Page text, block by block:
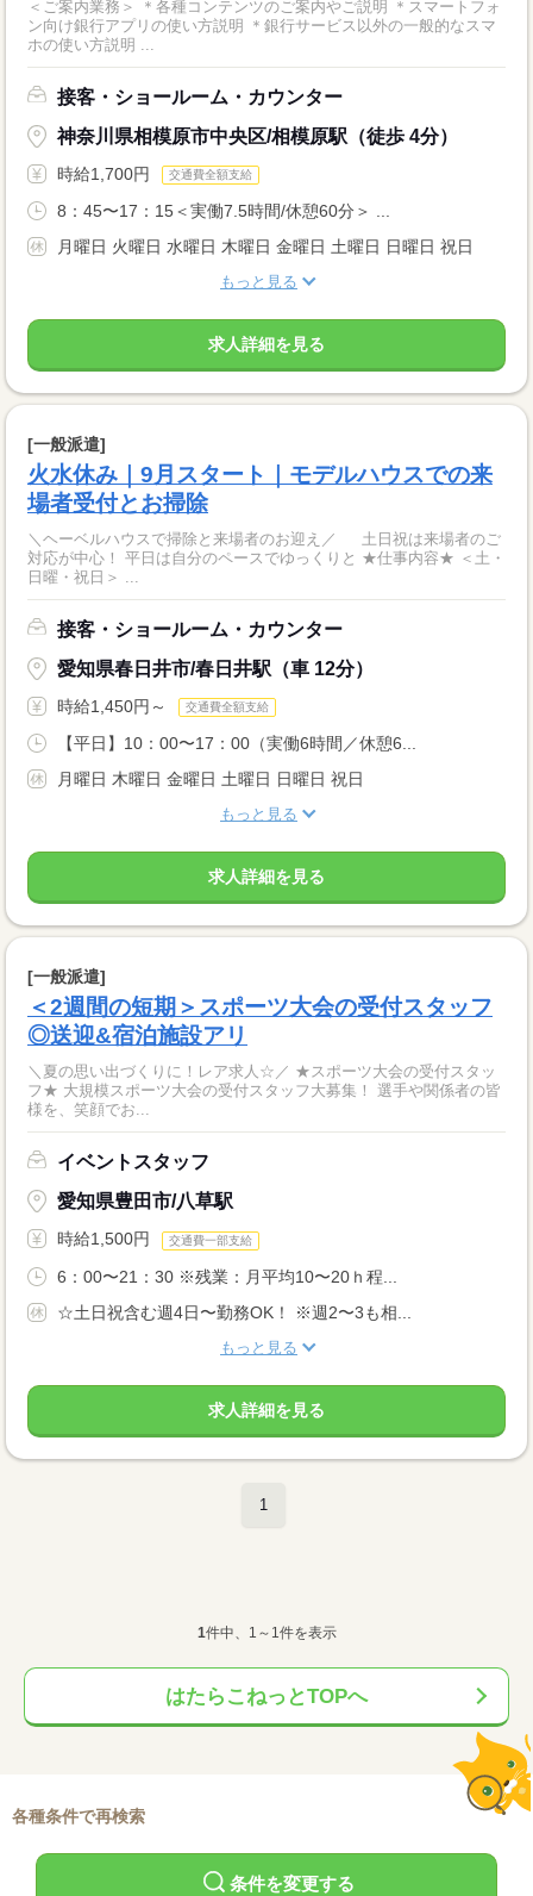
＜ご案内業務＞ ＊各種コンテンツのご案内やご説明 ＊スマートフォ
ン向け銀行アプリの使い方説明 ＊銀行サービス以外の一般的なスマ
接客・ショールーム・カウンター
神奈川県相模原市中央区/相模原駅（徒歩 4分）
時給1,700円 交通費全額支給
8：45〜17：15＜実働7.5時間/休憩60分＞ ...
月曜日 火曜日 水曜日 木曜日 金曜日 土曜日 日曜日 祝日
もっと見る
求人詳細を見る
[一般派遣]
火水休み｜9月スタート｜モデルハウスでの来
場者受付とお掃除
＼ヘーベルハウスで掃除と来場者のお迎え／ 土日祝は来場者のご
対応が中心！ 平日は自分のペースでゆっくりと ★仕事内容★ ＜土・
日曜・祝日＞ ...
接客・ショールーム・カウンター
愛知県春日井市/春日井駅（車 12分）
時給1,450円～ 交通費全額支給
【平日】10：00〜17：00（実働6時間／休憩6...
月曜日 木曜日 金曜日 土曜日 日曜日 祝日
もっと見る
求人詳細を見る
[一般派遣]
＜2週間の短期＞スポーツ大会の受付スタッフ
◎送迎&宿泊施設アリ
＼夏の思い出づくりに！レア求人☆／ ★スポーツ大会の受付スタッ
フ★ 大規模スポーツ大会の受付スタッフ大募集！ 選手や関係者の皆
様を、笑顔でお...
イベントスタッフ
愛知県豊田市/八草駅
時給1,500円 交通費一部支給
6：00〜21：30 ※残業：月平均10〜20ｈ程...
☆土日祝含む週4日〜勤務OK！ ※週2〜3も相...
もっと見る
求人詳細を見る
1
1件中、1～1件を表示
はたらこねっとTOPへ
各種条件で再検索
条件を変更する